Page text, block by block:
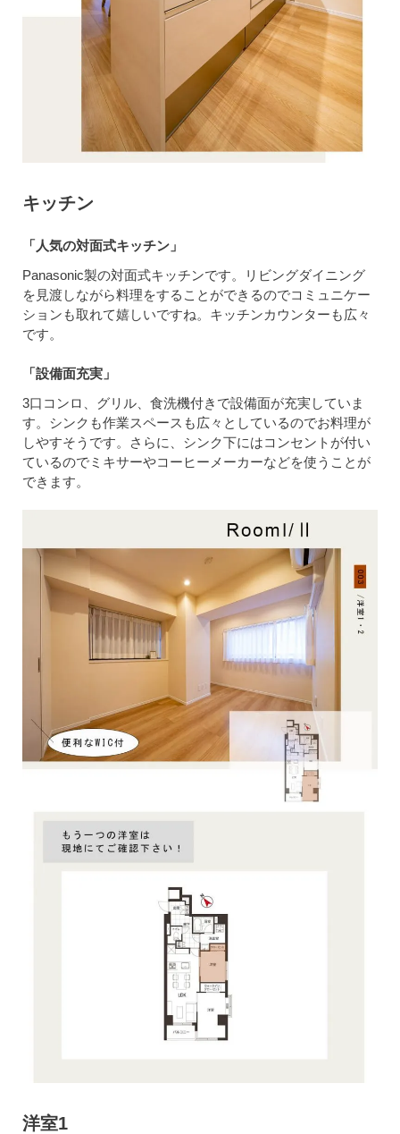
キッチン
「人気の対面式キッチン」
Panasonic製の対面式キッチンです。リビングダイニング
を見渡しながら料理をすることができるのでコミュニケー
ションも取れて嬉しいですね。キッチンカウンターも広々
です。
「設備面充実」
3口コンロ、グリル、食洗機付きで設備面が充実していま
す。シンクも作業スペースも広々としているのでお料理が
しやすそうです。さらに、シンク下にはコンセントが付い
ているのでミキサーやコーヒーメーカーなどを使うことが
できます。
洋室1